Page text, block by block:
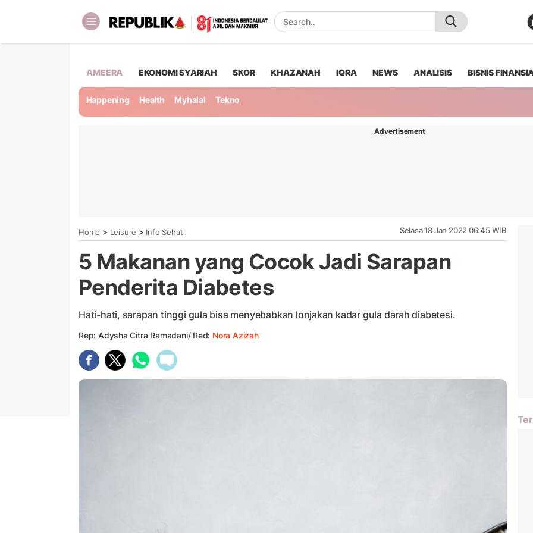
AMEERA EKONOMI SYARIAH SKOR KHAZANAH IQRA NEWS ANALISIS BISNIS
Happening Health Myhalal Tekno
Advertisement
Home > Leisure > Info Sehat Selasa 18 Jan 2022 06:45 WIB
5 Makanan yang Cocok Jadi Sarapan
Penderita Diabetes
Hati-hati, sarapan tinggi gula bisa menyebabkan lonjakan kadar gula darah diabetesi.
Rep: Adysha Citra Ramadani/ Red: Nora Azizah